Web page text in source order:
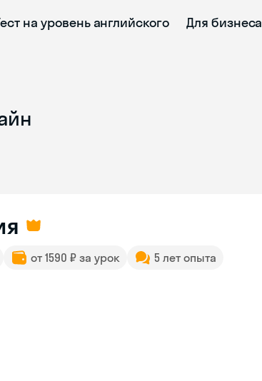
на уровень английского Для бизнеса
от 1590 ₽ за урок 5 лет опыта